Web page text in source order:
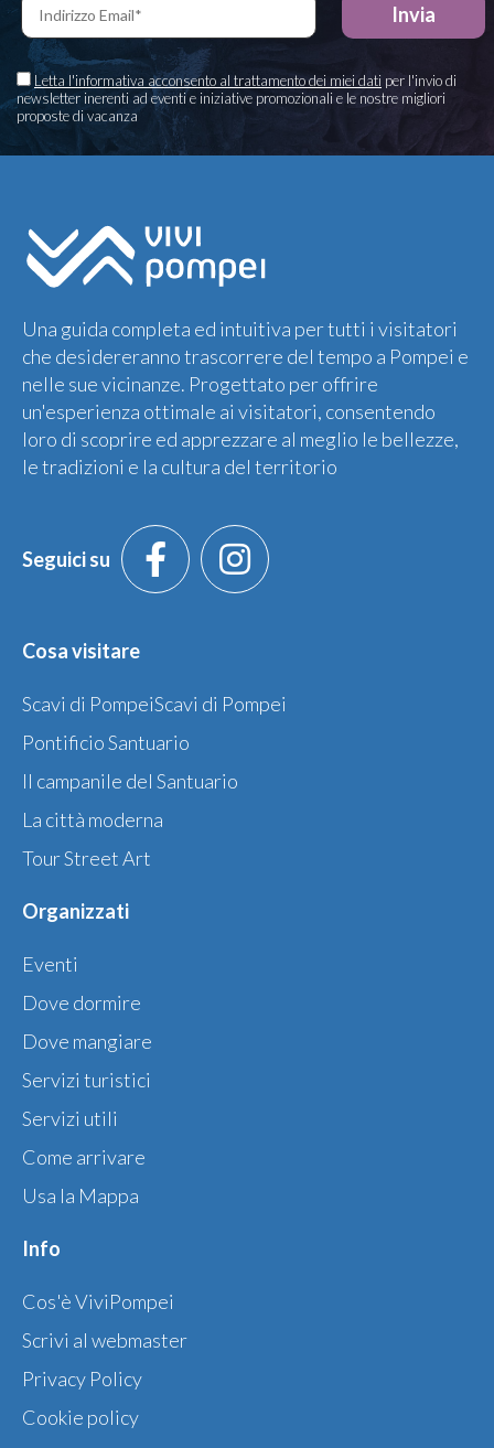
Letta l'informativa acconsento al trattamento dei miei dati per l'invio di
newsletter inerenti ad eventi e iniziative promozionali e le nostre migliori
proposte di vacanza
Una guida completa ed intuitiva per tutti i visitatori
che desidereranno trascorrere del tempo a Pompei e
nelle sue vicinanze. Progettato per offrire
un'esperienza ottimale ai visitatori, consentendo
loro di scoprire ed apprezzare al meglio le bellezze,
le tradizioni e la cultura del territorio
Seguici su
Cosa visitare
Scavi di PompeiScavi di Pompei
Pontificio Santuario
Il campanile del Santuario
La città moderna
Tour Street Art
Organizzati
Eventi
Dove dormire
Dove mangiare
Servizi turistici
Servizi utili
Come arrivare
Usa la Mappa
Info
Cos'è ViviPompei
Scrivi al webmaster
Privacy Policy
Cookie policy